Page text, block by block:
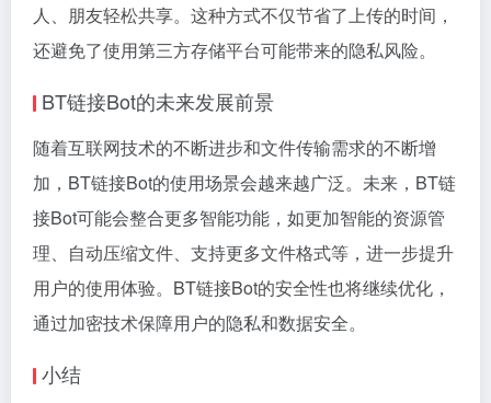
人、朋友轻松共享。这种方式不仅节省了上传的时间，
还避免了使用第三方存储平台可能带来的隐私风险。
BT链接Bot的未来发展前景
随着互联网技术的不断进步和文件传输需求的不断增
加，BT链接Bot的使用场景会越来越广泛。未来，BT链
接Bot可能会整合更多智能功能，如更加智能的资源管
理、自动压缩文件、支持更多文件格式等，进一步提升
用户的使用体验。BT链接Bot的安全性也将继续优化，
通过加密技术保障用户的隐私和数据安全。
小结